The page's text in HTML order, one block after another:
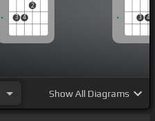
mia, per
tante
3 4
2
3 4
ShowAll Diagrams